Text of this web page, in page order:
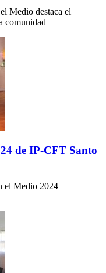
Medio destaca el
comunidad
de IP-CFT Santo
el Medio 2024